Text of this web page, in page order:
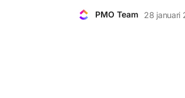
PMO Team 28 januari